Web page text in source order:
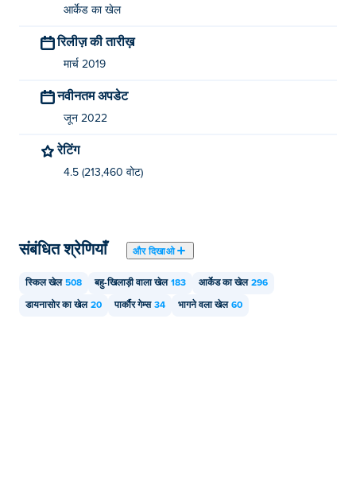
आर्केड का खेल
रिलीज़ की तारीख़
मार्च 2019
नवीनतम अपडेट
जून 2022
रेटिंग
4.5 (213,460 वोट)
संबंधित श्रेणियाँ और दिखाओ
स्किल खेल 508 बहु-खिलाड़ी वाला खेल 183 आर्केड का खेल 296
डायनासोर का खेल 20 पार्कौर गेम्स 34 भागने वला खेल 60